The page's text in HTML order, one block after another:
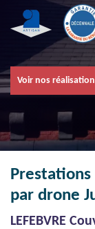
Voir nos
par drone
LEFEBVRE